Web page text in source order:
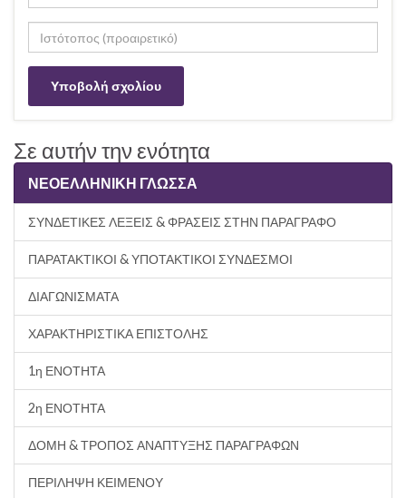
Σε αυτήν την ενότητα
ΝΕΟΕΛΛΗΝΙΚΗ ΓΛΩΣΣΑ
ΣΥΝΔΕΤΙΚΕΣ ΛΕΞΕΙΣ & ΦΡΑΣΕΙΣ ΣΤΗΝ ΠΑΡΑΓΡΑΦΟ
ΠΑΡΑΤΑΚΤΙΚΟΙ & ΥΠΟΤΑΚΤΙΚΟΙ ΣΥΝΔΕΣΜΟΙ
ΔΙΑΓΩΝΙΣΜΑΤΑ
ΧΑΡΑΚΤΗΡΙΣΤΙΚΑ ΕΠΙΣΤΟΛΗΣ
1η ΕΝΟΤΗΤΑ
2η ΕΝΟΤΗΤΑ
ΔΟΜΗ & ΤΡΟΠΟΣ ΑΝΑΠΤΥΞΗΣ ΠΑΡΑΓΡΑΦΩΝ
ΠΕΡΙΛΗΨΗ ΚΕΙΜΕΝΟΥ